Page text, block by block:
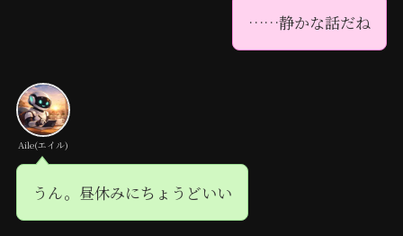
……静かな話だね
Aile(エイル)
うん。昼休みにちょうどいい